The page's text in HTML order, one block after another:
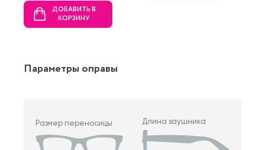
ДОБАВИТЬ В
КОРЗИНУ
Параметры оправы
Размер переносицы Длина заушника